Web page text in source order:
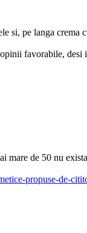
pe langa
favorabile,
mare de 50 nu
propuse-de-